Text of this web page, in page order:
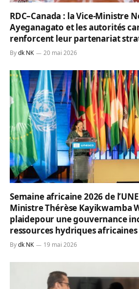
RDC–Canada : la Vice-Ministre
Ayeganagato et les autorités
renforcent leur partenariat
Bydk NK 20 mai 2026
Semaine africaine 2026 de
Ministre Thérèse Kayikwamba
plaidepour une gouvernance
ressources hydriques africaines
Bydk NK 19 mai 2026